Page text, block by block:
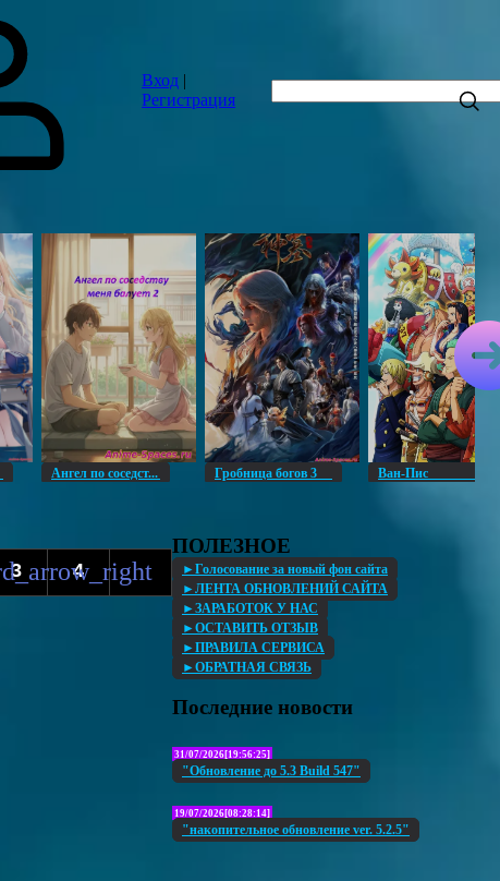
Вход |
Регистрация
Ангел по соседст... Гробница богов 3 Ван-
3 4
ПОЛЕЗНОЕ
►Голосование за новый фон сайта
►ЛЕНТА ОБНОВЛЕНИЙ САЙТА
►ЗАРАБОТОК У НАС
►ОСТАВИТЬ ОТЗЫВ
►ПРАВИЛА СЕРВИСА
►ОБРАТНАЯ СВЯЗЬ
Последние новости
31/07/2026[19:56:25]
"Обновление до 5.3 Build 547"
19/07/2026[08:28:14]
"накопительное обновление ver. 5.2.5"